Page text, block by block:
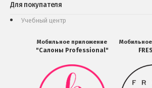
Для покупателя
Учебный центр
Мобильное приложение
"Салоны Professional"
Мобильное
приложение
Салоны